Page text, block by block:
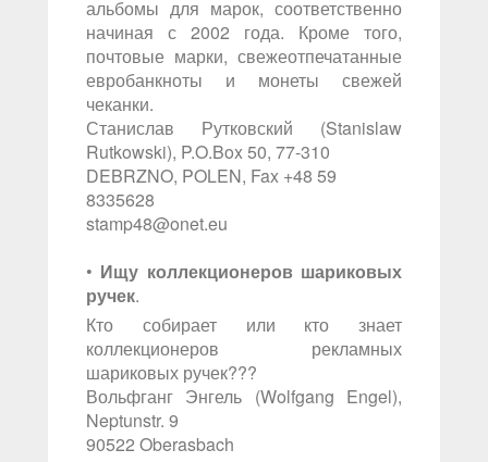
альбомы для марок, соответственно
начиная с 2002 года. Кроме того,
почтовые марки, свежеотпечатанные
евробанкноты и монеты свежей
чеканки.
Станислав Рутковский (Stanislaw
Rutkowski), P.O.Box 50, 77-310
DEBRZNO, POLEN, Fax +48 59
8335628
stamp48@onet.eu
• Ищу коллекционеров шариковых
ручек.
Кто собирает или кто знает
коллекционеров рекламных
шариковых ручек???
Вольфганг Энгель (Wolfgang Engel),
Neptunstr. 9
90522 Oberasbach